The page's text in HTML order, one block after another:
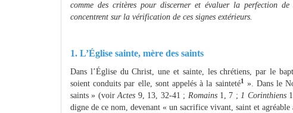
comme des critères pour discerner et évaluer la perfection
concentrent sur la vérification de ces signes extérieurs.
1. L’Église sainte, mère des saints
Dans l’Église du Christ, une et sainte, les chrétiens, par le
soient conduits par elle, sont appelés à la sainteté1
». Dans le
saints » (voirActes 9, 13, 32-41 ; Romains 1, 7 ;1 Corinthiens
digne de ce nom, devenant « un sacrifice vivant, saint et